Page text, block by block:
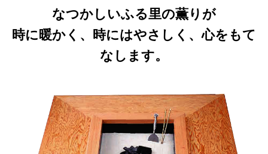
なつかしいふる里の薫りが
時に暖かく、時にはやさしく、心をもて
なします。